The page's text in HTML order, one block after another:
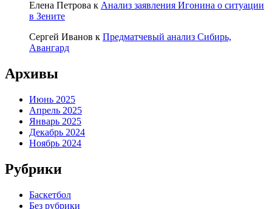
Елена Петрова к Анализ заявления Игонина о ситуации
в Зените
Сергей Иванов к Предматчевый анализ Сибирь,
Авангард
Архивы
Июнь 2025
Апрель 2025
Январь 2025
Декабрь 2024
Ноябрь 2024
Рубрики
Баскетбол
Без рубрики